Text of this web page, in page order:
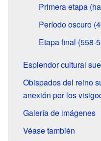
Primera etapa
Período oscuro
Etapa final (558-
Esplendor cultural
Obispados del reino
anexión por los
Galería de imágenes
Véase también